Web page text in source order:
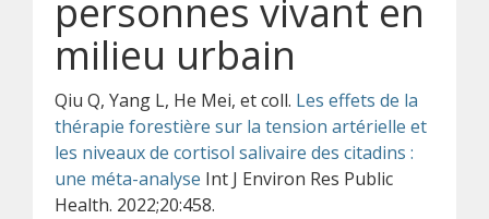
personnes vivant en
milieu urbain
Qiu Q, Yang L, He Mei, et coll. Les effets de la
thérapie forestière sur la tension artérielle et
les niveaux de cortisol salivaire des citadins :
une méta-analyse Int J Environ Res Public
Health. 2022;20:458.